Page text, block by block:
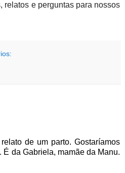
relatos e perguntas para nossos
de um parto. Gostaríamos
da Gabriela, mamãe da Manu.